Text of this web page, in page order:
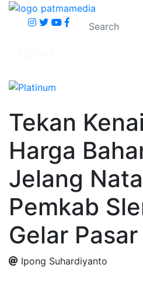
Tekan
Harga
Jelang
Pemkab
Gelar
Ipong Suhardiyanto